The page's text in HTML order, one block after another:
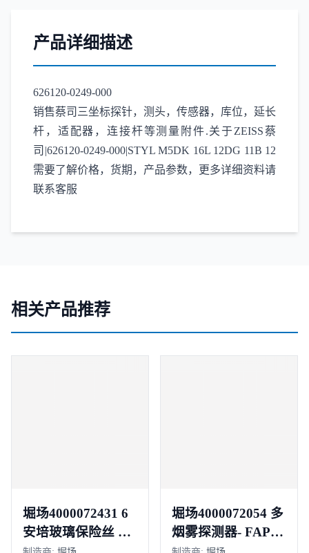
产品详细描述
626120-0249-000
销售蔡司三坐标探针，测头，传感器，库位，延长
杆，适配器，连接杆等测量附件.关于ZEISS蔡
司|626120-0249-000|STYL M5DK 16L 12DG 11B 12
需要了解价格，货期，产品参数，更多详细资料请
联系客服
相关产品推荐
堀场4000072431 6
安培玻璃保险丝 正
堀场4000072054 多
烟雾探测器- FAPT-
851